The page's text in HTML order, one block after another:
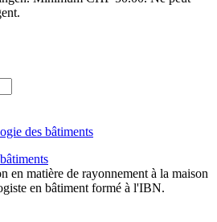
en matière de rayonnement à la maison
en bâtiment formé à l'IBN.